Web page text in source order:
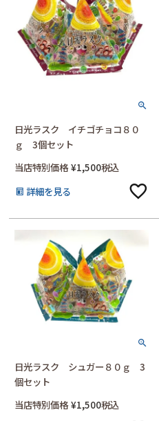
日光ラスク イチゴチョコ８０
ｇ 3個セット
当店特別価格 ¥1,500税込
詳細を見る
日光ラスク シュガー８０ｇ 3
個セット
当店特別価格 ¥1,500税込